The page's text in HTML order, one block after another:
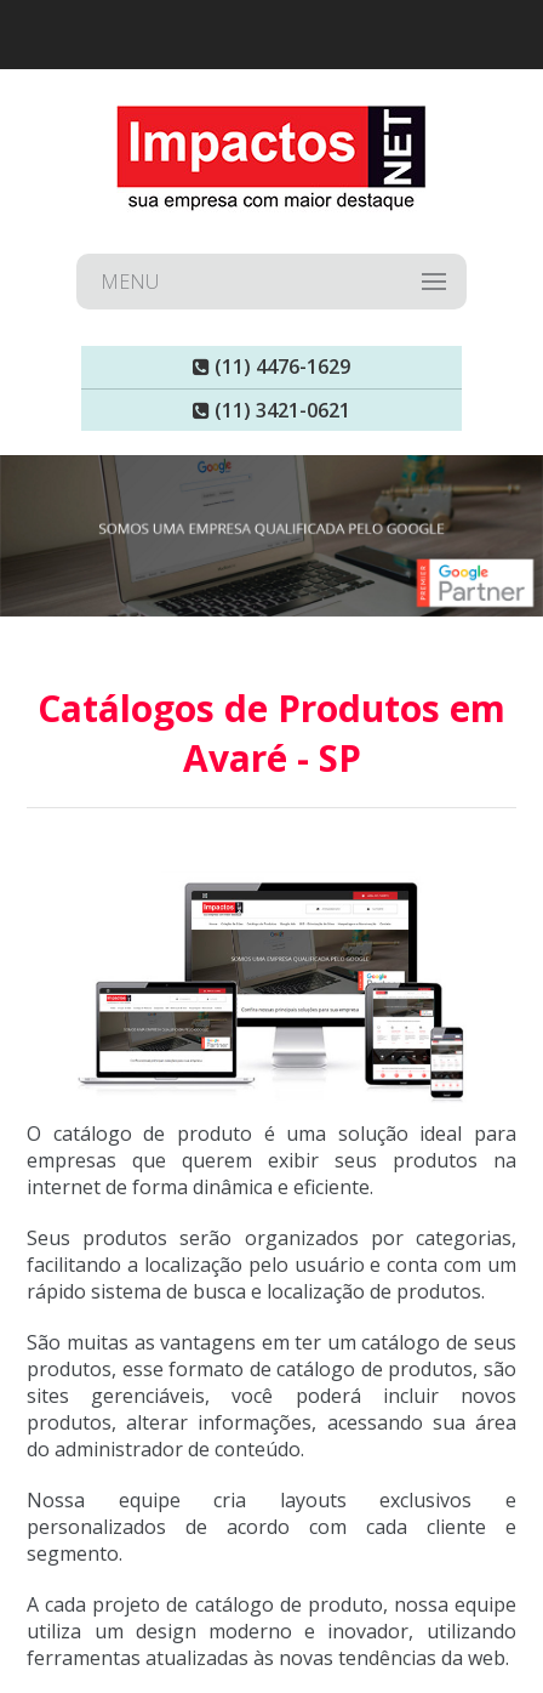
MENU
(11) 4476-1629
(11) 3421-0621
Catálogos de Produtos em
Avaré - SP
O catálogo de produto é uma solução ideal para
empresas que querem exibir seus produtos na
internet de forma dinâmica e eficiente.
Seus produtos serão organizados por categorias,
facilitando a localização pelo usuário e conta com um
rápido sistema de busca e localização de produtos.
São muitas as vantagens em ter um catálogo de seus
produtos, esse formato de catálogo de produtos, são
sites gerenciáveis, você poderá incluir novos
produtos, alterar informações, acessando sua área
do administrador de conteúdo.
Nossa equipe cria layouts exclusivos e
personalizados de acordo com cada cliente e
segmento.
A cada projeto de catálogo de produto, nossa equipe
utiliza um design moderno e inovador, utilizando
ferramentas atualizadas às novas tendências da web.